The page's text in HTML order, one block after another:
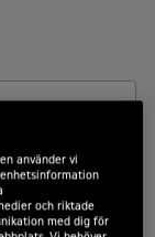
använder vi
och riktade
med dig för